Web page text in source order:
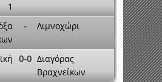
1
- Λιμνοχώρι
0-0 Διαγόρας
Βραχνεΐκων